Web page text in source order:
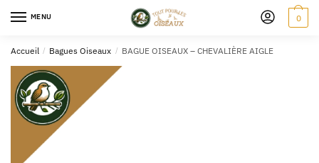
MENU 0
Accueil / Bagues Oiseaux / BAGUE OISEAUX – CHEVALIÈRE AIGLE